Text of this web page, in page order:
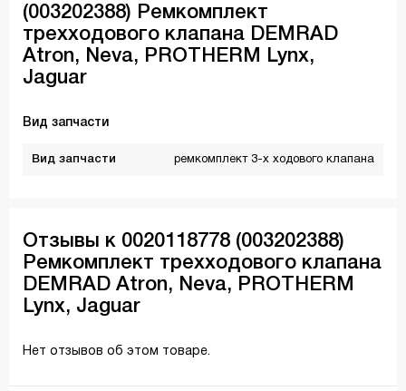
(003202388) Ремкомплект
трехходового клапана DEMRAD
Atron, Neva, PROTHERM Lynx,
Jaguar
Вид запчасти
Вид запчасти ремкомплект 3-х ходового клапана
Отзывы к 0020118778 (003202388)
Ремкомплект трехходового клапана
DEMRAD Atron, Neva, PROTHERM
Lynx, Jaguar
Нет отзывов об этом товаре.